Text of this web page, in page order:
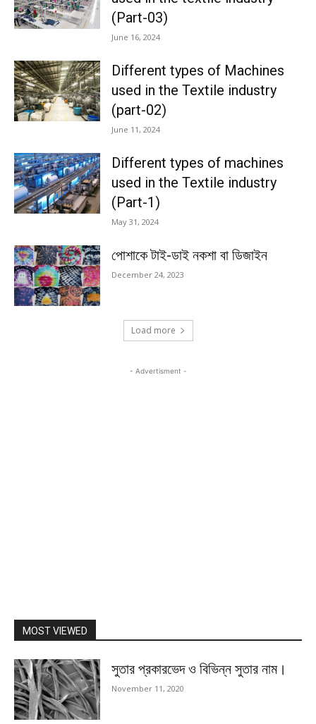
(Part-03)
June 16, 2024
Different types of Machines
used in the Textile industry
(part-02)
June 11, 2024
Different types of machines
used in the Textile industry
(Part-1)
May 31, 2024
পোশাকে টাই-ডাই নকশা বা ডিজাইন
December 24, 2023
Load more
- Advertisment -
MOST VIEWED
সুতার প্রকারভেদ ও বিভিন্ন সুতার নাম।
November 11, 2020